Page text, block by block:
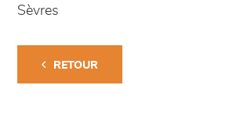
Sèvres
RETOUR